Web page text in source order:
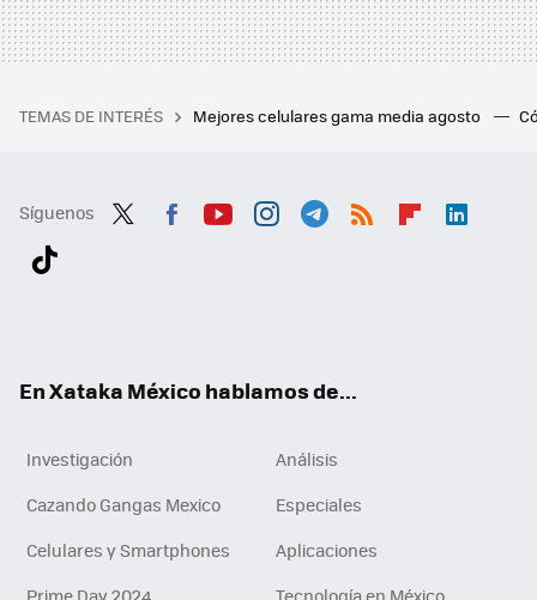
TEMAS DE INTERÉS Mejores celulares gama media agosto
Síguenos
En Xataka México hablamos de...
Investigación
Análisis
Cazando Gangas Mexico
Especiales
Celulares y Smartphones
Aplicaciones
Prime Day 2024
Tecnología en México